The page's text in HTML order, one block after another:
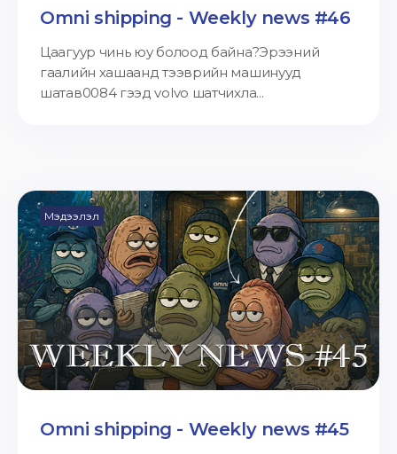
Omni shipping - Weekly news #46
Цаагуур чинь юу болоод байна?Эрээний
гаалийн хашаанд тээврийн машинууд
шатав0084 гээд volvo шатчихла...
Мэдээлэл
Omni shipping - Weekly news #45